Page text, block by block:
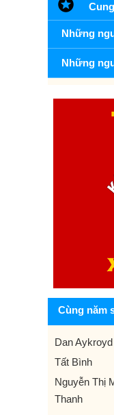
Những
Những
Cùng năm
Dan Aykroyd
Tất Bình
Nguyễn Thị
Thanh